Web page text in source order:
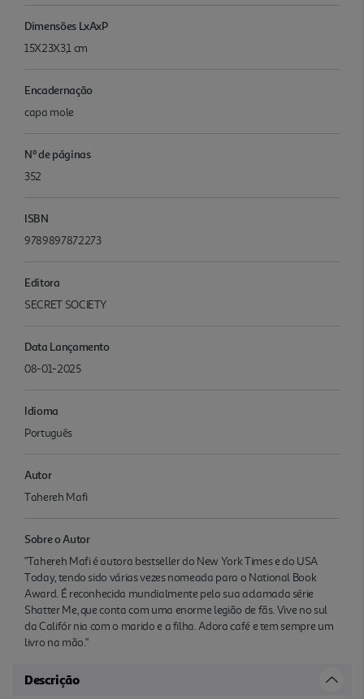
Dimensões LxAxP
15X23X3,1 cm
Encadernação
capa mole
Nº de páginas
352
ISBN
9789897872273
Editora
SECRET SOCIETY
Data Lançamento
08-01-2025
Idioma
Português
Autor
Tahereh Mafi
Sobre o Autor
"Tahereh Mafi é autora bestseller do New York Times e do USA
Today, tendo sido várias vezes nomeada para o National Book
Award. É reconhecida mundialmente pela sua aclamada série
Shatter Me, que conta com uma enorme legião de fãs. Vive no sul
da Califór nia com o marido e a filha. Adora café e tem sempre um
livro na mão."
Descrição